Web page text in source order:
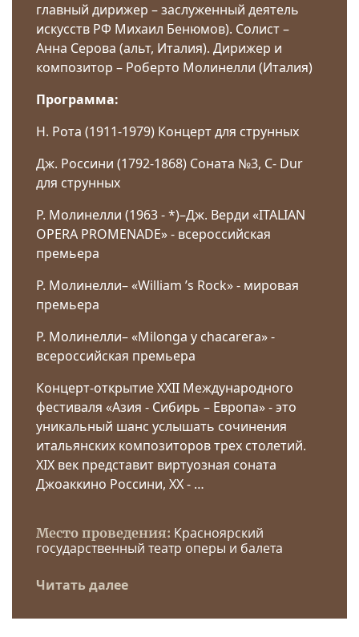
главный дирижер – заслуженный деятель
искусств РФ Михаил Бенюмов). Солист –
Анна Серова (альт, Италия). Дирижер и
композитор – Роберто Молинелли (Италия)
Программа:
Н. Рота (1911-1979) Концерт для струнных
Дж. Россини (1792-1868) Соната №3, C- Dur
для струнных
Р. Молинелли (1963 - *)–Дж. Верди «ITALIAN
OPERA PROMENADE» - всероссийская
премьера
Р. Молинелли– «William ’s Rock» - мировая
премьера
Р. Молинелли– «Milonga y chacarera» -
всероссийская премьера
Концерт-открытие XXII Международного
фестиваля «Азия - Сибирь – Европа» - это
уникальный шанс услышать сочинения
итальянских композиторов трех столетий.
XIX век представит виртуозная соната
Джоаккино Россини, ХХ - …
Место проведения: Красноярский
государственный театр оперы и балета
Читать далее